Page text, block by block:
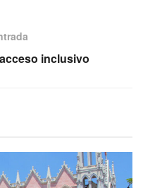
inclusivo